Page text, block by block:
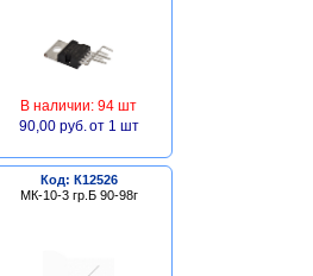
В наличии: 94 шт
90,00 руб. от 1 шт
Код: К12526
МК-10-3 гр.Б 90-98г